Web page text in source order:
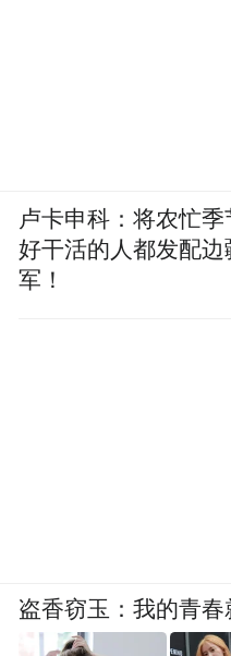
卢卡申科：将农忙季
好干活的人都发配边
军！
盗香窃玉：我的青